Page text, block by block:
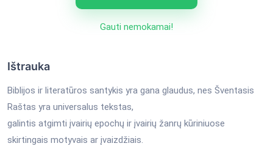
Gauti nemokamai!
Ištrauka
Biblijos ir literatūros santykis yra gana glaudus, nes Šventasis
Raštas yra universalus tekstas,
galintis atgimti įvairių epochų ir įvairių žanrų kūriniuose
skirtingais motyvais ar įvaizdžiais.